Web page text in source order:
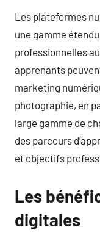
Les plateformes
une gamme
professionnelles
apprenants
marketing
photographie, en
large gamme de
des parcours
et objectifs
Les
digitales